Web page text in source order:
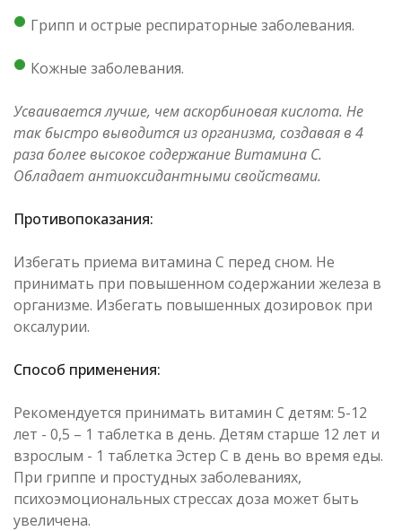
Грипп и острые респираторные заболевания.
Кожные заболевания.
Усваивается лучше, чем аскорбиновая кислота. Не
так быстро выводится из организма, создавая в 4
раза более высокое содержание Витамина С.
Обладает антиоксидантными свойствами.
Противопоказания:
Избегать приема витамина С перед сном. Не
принимать при повышенном содержании железа в
организме. Избегать повышенных дозировок при
оксалурии.
Способ применения:
Рекомендуется принимать витамин С детям: 5-12
лет - 0,5 – 1 таблетка в день. Детям старше 12 лет и
взрослым - 1 таблетка Эстер С в день во время еды.
При гриппе и простудных заболеваниях,
психоэмоциональных стрессах доза может быть
увеличена.